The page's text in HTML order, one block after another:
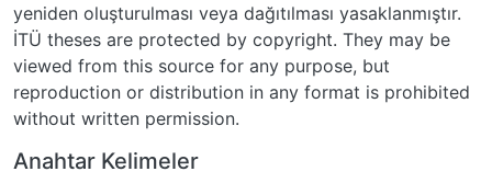
yeniden oluşturulması veya dağıtılması yasaklanmıştır.
İTÜ theses are protected by copyright. They may be
viewed from this source for any purpose, but
reproduction or distribution in any format is prohibited
without written permission.
Anahtar Kelimeler